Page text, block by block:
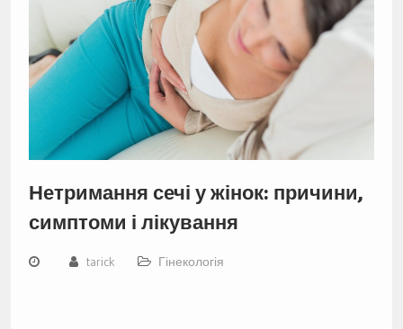
Нетримання сечі у жінок: причини,
симптоми і лікування
tarick Гінекологія